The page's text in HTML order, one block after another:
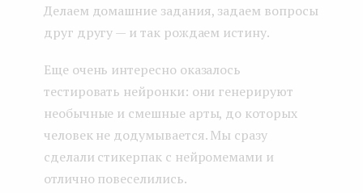
Делаем домашние задания, задаем вопросы
друг другу — и так рождаем истину.
Еще очень интересно оказалось
тестировать нейронки: они генерируют
необычные и смешные арты, до которых
человек не додумывается. Мы сразу
сделали стикерпак с нейромемами и
отлично повеселились.